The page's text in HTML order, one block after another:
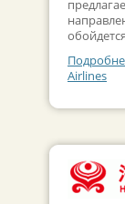
Airlines